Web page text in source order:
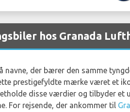
hos Granada
navne, der bærer den samme
prestigefyldte mærke været et
disse værdier og tilbyder et
For rejsende, der ankommer til